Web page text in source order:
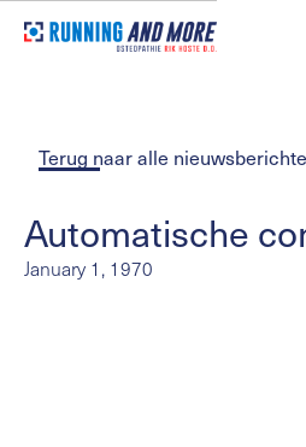
Terug naar alle
Automatische
January 1, 1970